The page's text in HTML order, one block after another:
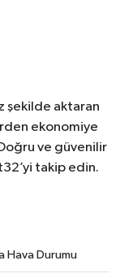
şekilde aktaran
ekonomiye
ve güvenilir
takip edin.
Hava Durumu